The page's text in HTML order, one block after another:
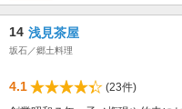
14 浅見茶屋
坂石／郷土料理
4.1
(23件)